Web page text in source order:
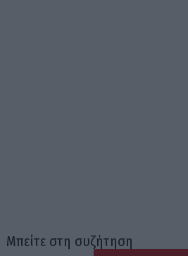
Μπείτε στη συζήτηση